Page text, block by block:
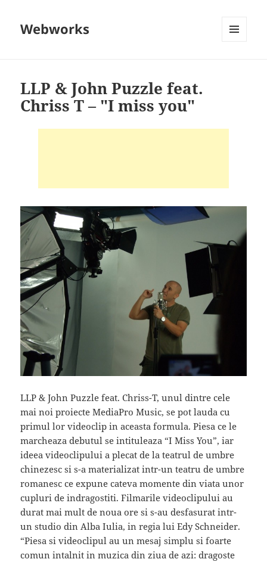
Webworks
LLP & John Puzzle feat.
Chriss T – "I miss you"
LLP & John Puzzle feat. Chriss-T, unul dintre cele
mai noi proiecte MediaPro Music, se pot lauda cu
primul lor videoclip in aceasta formula. Piesa ce le
marcheaza debutul se intituleaza “I Miss You”, iar
ideea videoclipului a plecat de la teatrul de umbre
chinezesc si s-a materializat intr-un teatru de umbre
romanesc ce expune cateva momente din viata unor
cupluri de indragostiti. Filmarile videoclipului au
durat mai mult de noua ore si s-au desfasurat intr-
un studio din Alba Iulia, in regia lui Edy Schneider.
“Piesa si videoclipul au un mesaj simplu si foarte
comun intalnit in muzica din ziua de azi: dragoste